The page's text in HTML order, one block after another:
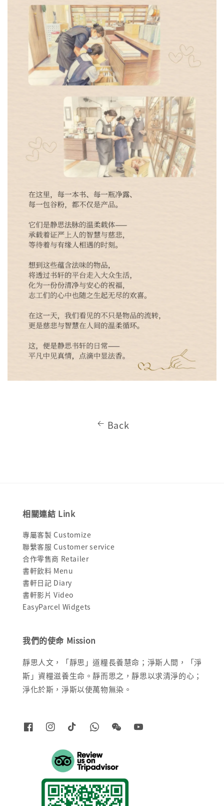
Back
相關連結 Link
專屬客製 Customize
聯繫客服 Customer service
合作零售商 Retailer
書軒飲料 Menu
書軒日記 Diary
書軒影片 Video
EasyParcel Widgets
我們的使命 Mission
靜思人文，「靜思」道糧長養慧命；淨斯人間，「淨
斯」資糧滋養生命。靜而思之，靜思以求清淨的心；
淨化於斯，淨斯以使萬物無染。